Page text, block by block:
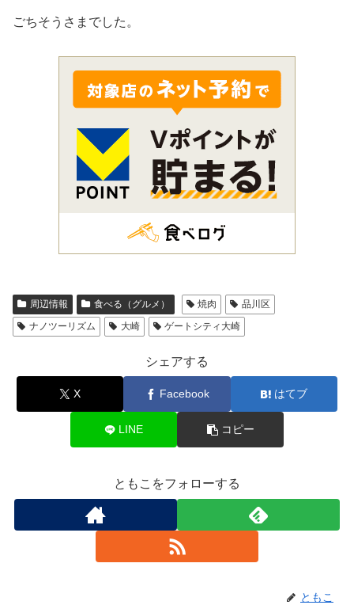
ごちそうさまでした。
周辺情報 食べる（グルメ） 焼肉
品川区
ナノツーリズム
大崎 ゲートシティ大崎
シェアする
X Facebook はてブ
LINE コピー
ともこをフォローする
ともこ